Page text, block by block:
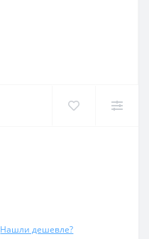
Нашли дешевле?